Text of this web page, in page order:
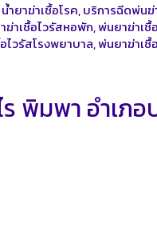
น้ำยาฆ่าเชื้อโรค,บริการฉีดพ่นฆ่
ฆ่าเชื้อไวรัสหอพัก,พ่นยาฆ่าเชื้
ไวรัสโรงพยาบาล,พ่นยาฆ่าเชื้
ร พิมพา อำเภ